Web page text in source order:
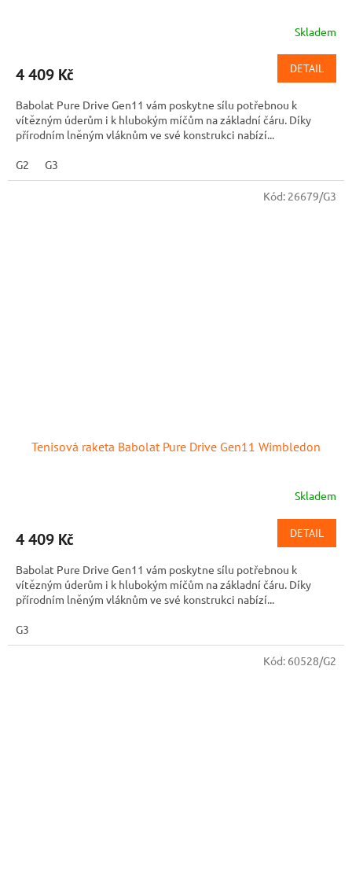
Skladem
4 409 Kč DETAIL
Babolat Pure Drive Gen11 vám poskytne sílu potřebnou k
vítězným úderům i k hlubokým míčům na základní čáru. Díky
přírodním lněným vláknům ve své konstrukci nabízí...
G2 G3
Tenisová raketa Babolat Pure Drive Gen11 Wimbledon
Skladem
4 409 Kč DETAIL
Babolat Pure Drive Gen11 vám poskytne sílu potřebnou k
vítězným úderům i k hlubokým míčům na základní čáru. Díky
přírodním lněným vláknům ve své konstrukci nabízí...
G3
Kód: 26679/G3
Kód: 60528/G2